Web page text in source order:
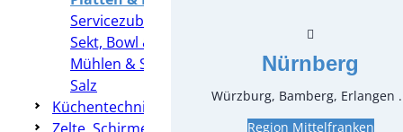
Servicezubehör
Sekt, Bowl & Bar
Mühlen & Streuer für Pfeffer und
Salz
Küchentechnik
Nürnberg
Würzburg, Bamberg, Erlangen
Region Mittelfranken